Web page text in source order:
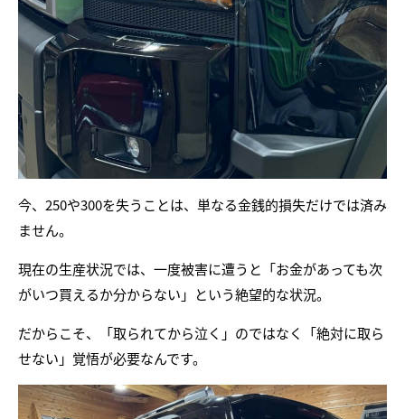
今、250や300を失うことは、単なる金銭的損失だけでは済み
ません。
現在の生産状況では、一度被害に遭うと「お金があっても次
がいつ買えるか分からない」という絶望的な状況。
だからこそ、「取られてから泣く」のではなく「絶対に取ら
せない」覚悟が必要なんです。